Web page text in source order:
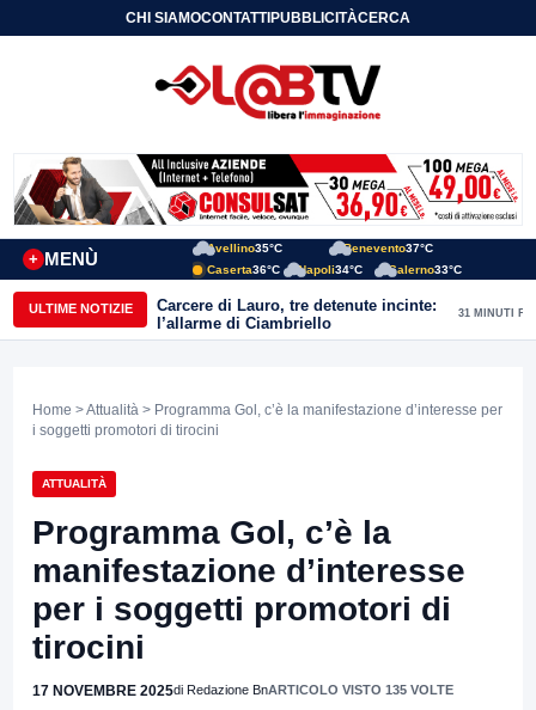
CHI SIAMOCONTATTIPUBBLICITÀCERCA
MENÙ
+
Avellino35°C Benevento37°C
Caserta36°C Napoli34°C Salerno33°C
ULTIME NOTIZIE
Carcere di Lauro, tre detenute incinte:
l’allarme di Ciambriello
31 MINUTI FA
Home >Attualità > Programma Gol, c’è la manifestazione d’interesse per
i soggetti promotori di tirocini
ATTUALITÀ
Programma Gol, c’è la
manifestazione d’interesse
per i soggetti promotori di
tirocini
17 NOVEMBRE 2025di Redazione BnARTICOLO VISTO 135 VOLTE